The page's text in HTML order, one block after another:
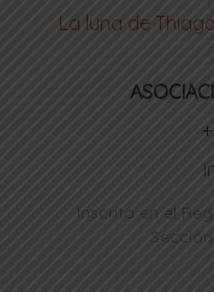
La luna de Thiago
Inscrita en el